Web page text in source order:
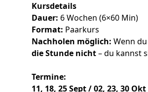
Kursdetails
Dauer: 6 Wochen (6×60 Min)
Format: Paarkurs
Nachholen möglich: Wenn
die Stunde nicht– du kannst
Termine:
11, 18, 25 Sept / 02, 23, 30 Okt